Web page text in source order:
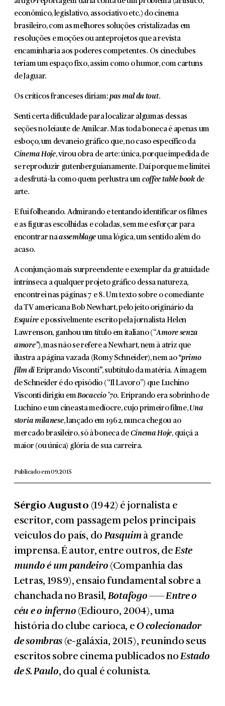
econômico, legislativo, associativo etc.) do cinema
brasileiro, com as melhores soluções cristalizadas em
resoluções e moções ou anteprojetos que a revista
encaminharia aos poderes competentes. Os cineclubes
teriam um espaço fixo, assim como o humor, com cartuns
de Jaguar.
Os críticos franceses diriam: pas mal du tout.
Senti certa dificuldade para localizar algumas dessas
seções no leiaute de Amilcar. Mas toda boneca é apenas um
esboço, um devaneio gráfico que, no caso específico da
Cinema Hoje, virou obra de arte: única, porque impedida de
se reproduzir gutenberguianamente. Daí porque me limitei
a desfrutá-la como quem perlustra um coffee table bookde
arte.
E fui folheando. Admirando e tentando identificar os filmes
e as figuras escolhidas e coladas, sem me esforçar para
encon­trar naassemblage uma lógica, um sentido além do
acaso.
A conjunção mais surpreendente e exemplar da gratui­dade
intrínseca a qualquer projeto gráfico dessa natureza,
encontrei nas páginas 7 e 8. Um texto sobre o comediante
da TV americana Bob Newhart, pelo jeito originário da
Esquiree possivelmente escrito pela jornalista Helen
Lawrenson, ganhou um título em italiano (“Amore senza
amore”), mas não se refere a Newhart, nem à atriz que
ilustra a página vazada (Romy Schneider), nem ao “primo
film di Eriprando Visconti”, subtítulo da matéria. A imagem
de Schneider é do episódio (“Il Lavoro”) que Luchino
Visconti dirigiu emBocaccio ’70. Eriprando era sobrinho de
Luchino e um cineasta medíocre, cujo primeiro filme, Una
storia milanese, lançado em 1962, nunca chegou ao
mercado brasileiro, só à boneca de Cinema Hoje, quiçá a
maior (ou única) glória de sua carreira.
Publicado em 09.2015
Sérgio Augusto (1942) é jornalista e
escritor, com passagem pelos principais
veículos do país, do Pasquimà grande
imprensa. É autor, entre outros, deEste
mundo é um pandeiro (Companhia das
Letras, 1989), ensaio fundamental sobre a
chanchada no Brasil, Botafogo –—Entre o
céu e o inferno (Ediouro, 2004), uma
história do clube carioca, eO colecionador
de sombras (e-galáxia, 2015), reunindo seus
escritos sobre cinema publicados noEstado
de S. Paulo, do qual é colunista.